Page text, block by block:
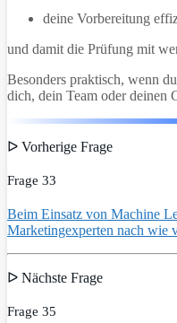
deine Vorbereitung
und damit die Prüfung mit
Besonders praktisch, wenn
dich, dein Team oder deinen
ᐅ Vorherige Frage
Frage 33
Beim Einsatz von Machine
Marketingexperten nach wie
ᐅ Nächste Frage
Frage 35